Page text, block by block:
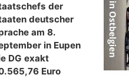
der
deutscher
am 8.
in Eupen
DG exakt
Euro